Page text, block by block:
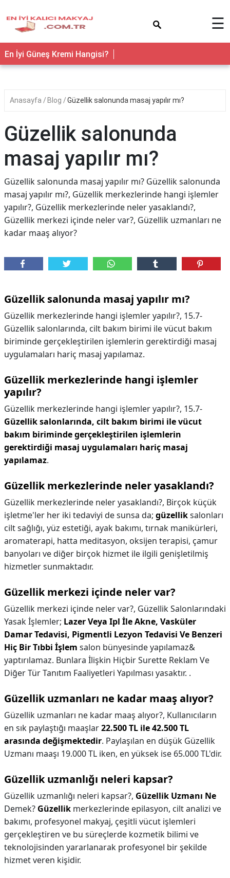
☰
En İyi Güneş Kremi Hangisi?
Anasayfa Blog Güzellik salonunda masaj yapılır mı?
Güzellik salonunda
masaj yapılır mı?
Güzellik salonunda masaj yapılır mı? Güzellik salonunda
masaj yapılır mı?, Güzellik merkezlerinde hangi işlemler
yapılır?, Güzellik merkezlerinde neler yasaklandı?,
Güzellik merkezi içinde neler var?, Güzellik uzmanları ne
kadar maaş alıyor?
Güzellik salonunda masaj yapılır mı?
Güzellik merkezlerinde hangi işlemler yapılır?, 15.7-
Güzellik salonlarında, cilt bakım birimi ile vücut bakım
biriminde gerçekleştirilen işlemlerin gerektirdiği masaj
uygulamaları hariç masaj yapılamaz.
Güzellik merkezlerinde hangi işlemler
yapılır?
Güzellik merkezlerinde hangi işlemler yapılır?, 15.7-
Güzellik salonlarında, cilt bakım birimi ile vücut
bakım biriminde gerçekleştirilen işlemlerin
gerektirdiği masaj uygulamaları hariç masaj
yapılamaz.
Güzellik merkezlerinde neler yasaklandı?
Güzellik merkezlerinde neler yasaklandı?, Birçok küçük
işletme'ler her iki tedaviyi de sunsa da; güzelliksalonları
cilt sağlığı, yüz estetiği, ayak bakımı, tırnak manikürleri,
aromaterapi, hatta meditasyon, oksijen terapisi, çamur
banyoları ve diğer birçok hizmet ile ilgili genişletilmiş
hizmetler sunmaktadır.
Güzellik merkezi içinde neler var?
Güzellik merkezi içinde neler var?, Güzellik Salonlarındaki
Yasak İşlemler; Lazer Veya Ipl İle Akne, Vasküler
Damar Tedavisi, Pigmentli Lezyon Tedavisi Ve Benzeri
Hiç Bir Tıbbi İşlem salon bünyesinde yapılamaz&
yaptırılamaz. Bunlara İlişkin Hiçbir Surette Reklam Ve
Diğer Tür Tanıtım Faaliyetleri Yapılması yasaktır. .
Güzellik uzmanları ne kadar maaş alıyor?
Güzellik uzmanları ne kadar maaş alıyor?, Kullanıcıların
en sık paylaştığı maaşlar22.500 TL ile 42.500 TL
arasında değişmektedir. Paylaşılan en düşük Güzellik
Uzmanı maaşı 19.000 TL iken, en yüksek ise 65.000 TL'dir.
Güzellik uzmanlığı neleri kapsar?
Güzellik uzmanlığı neleri kapsar?, Güzellik Uzmanı Ne
Demek? Güzellik merkezlerinde epilasyon, cilt analizi ve
bakımı, profesyonel makyaj, çeşitli vücut işlemleri
gerçekleştiren ve bu süreçlerde kozmetik bilimi ve
teknolojisinden yararlanarak profesyonel bir şekilde
hizmet veren kişidir.